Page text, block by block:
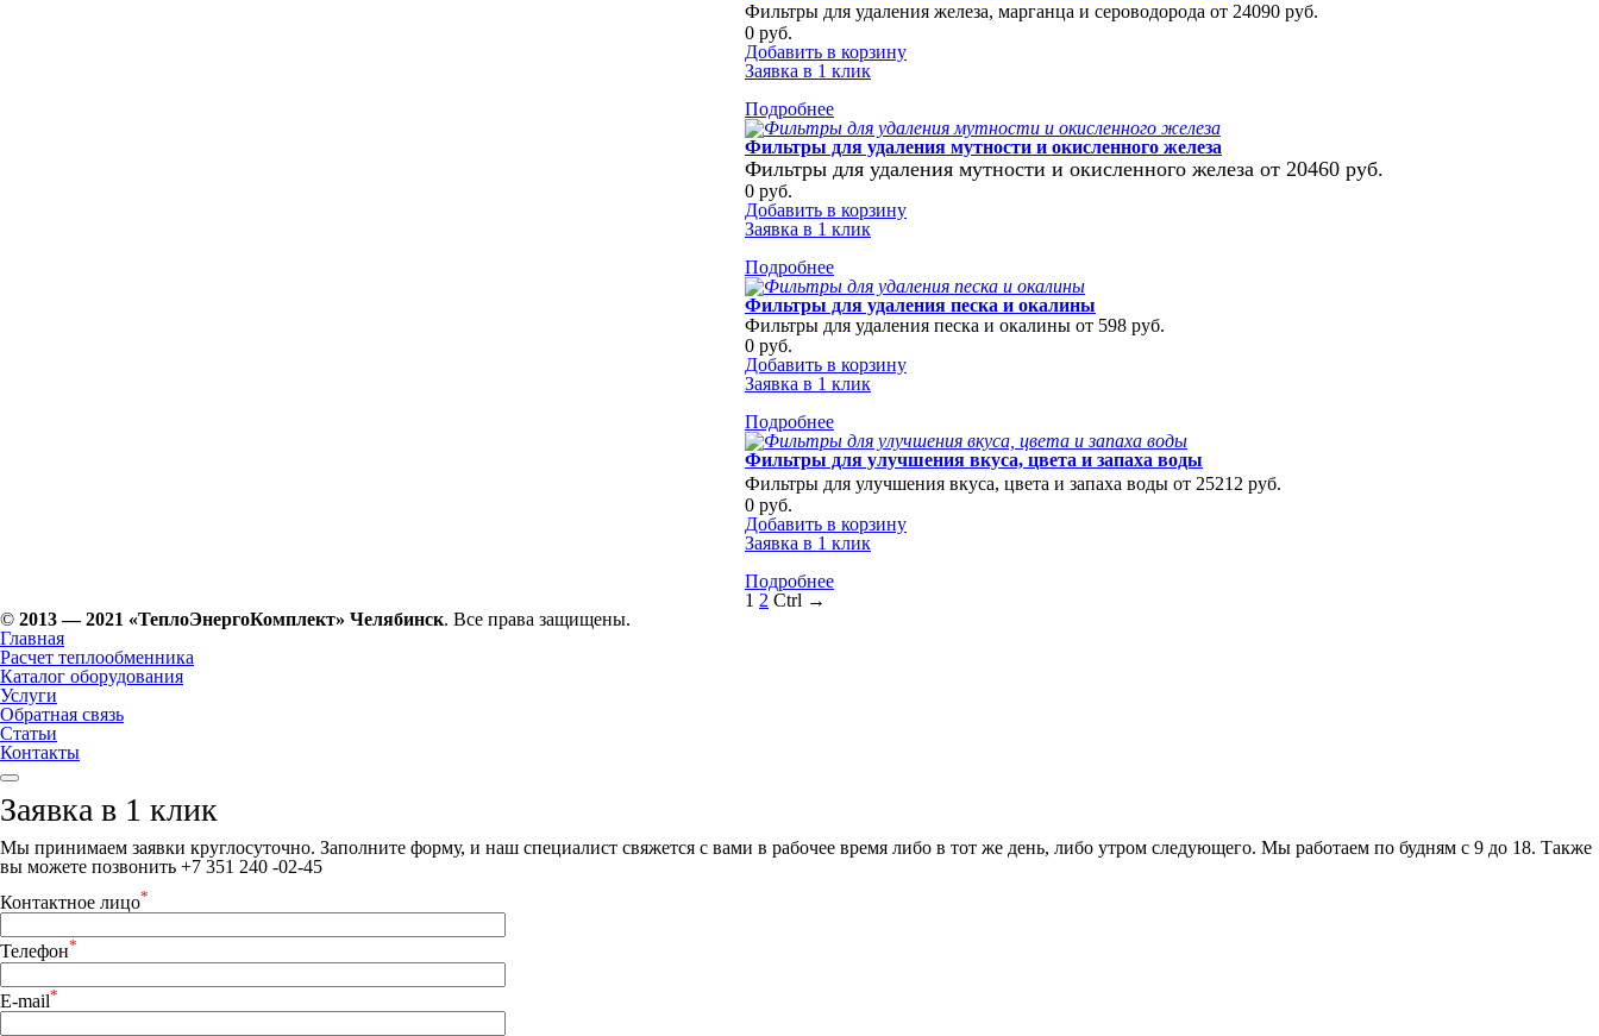
Фильтры для удаления железа, марганца и сероводорода от 24090 руб.
0 руб.
Добавить в корзину
Заявка в 1 клик
Подробнее
Фильтры для удаления мутности и окисленного железа
Фильтры для удаления мутности и окисленного железа от 20460 руб.
0 руб.
Добавить в корзину
Заявка в 1 клик
Подробнее
Фильтры для удаления песка и окалины
Фильтры для удаления песка и окалины от 598 руб.
0 руб.
Добавить в корзину
Заявка в 1 клик
Подробнее
Фильтры для улучшения вкуса, цвета и запаха воды
Фильтры для улучшения вкуса, цвета и запаха воды от 25212 руб.
0 руб.
Добавить в корзину
Заявка в 1 клик
Подробнее
1 2 Ctrl →
© 2013 — 2021 «ТеплоЭнергоКомплект» Челябинск. Все права защищены.
Главная
Расчет теплообменника
Каталог оборудования
Услуги
Обратная связь
Статьи
Контакты
Заявка в 1 клик
Мы принимаем заявки круглосуточно. Заполните форму, и наш специалист свяжется с вами в рабочее время либо в тот же день, либо утром следующего. Мы работаем по будням с 9 до 18. Также
вы можете позвонить +7 351 240 -02-45
Контактное лицо*
Телефон*
E-mail*